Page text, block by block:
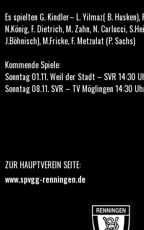
Es spielten G. Kindler– L. Yilmaz( B. Husken),
N.König, F. Dietrich, M. Zahn, N. Carlucci,
J.Böhnisch), M.Fricke, F. Metzulat (P. Sachs)
Kommende Spiele:
Sonntag 01.11. Weil der Stadt – SVR 14:30
Sonntag 08.11. SVR – TV Möglingen 14:30
ZUR HAUPTVEREIN SEITE:
www.spvgg-renningen.de